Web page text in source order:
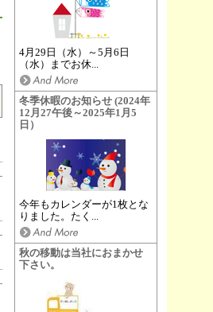
4月29日（水）～5月6日
（水）までお休...
冬季休暇のお知らせ (2024年
12月27午後～2025年1月5
日）
今年もカレンダーが1枚とな
りました。たく...
秋の移動は当社におまかせ
下さい。